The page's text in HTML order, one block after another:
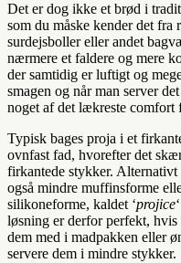
Det er dog ikke et brød i
som du måske kender det fra
surdejsboller eller andet
nærmere et faldere og mere
der samtidig er luftigt og
smagen og når man server
noget af det lækreste comfort
Typisk bages proja i et
ovnfast fad, hvorefter det
firkantede stykker. Alternativt
også mindre muffinsforme
silikoneforme, kaldet ‘projice
løsning er derfor perfekt, hvis
dem med i madpakken eller
servere dem i mindre stykker.